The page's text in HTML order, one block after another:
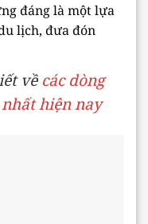
đáng là một lựa
lịch, đưa đón
về các dòng
hiện nay